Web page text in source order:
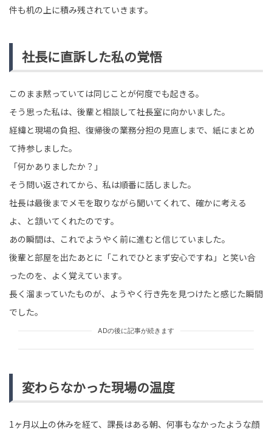
件も机の上に積み残されていきます。
社長に直訴した私の覚悟
このまま黙っていては同じことが何度でも起きる。
そう思った私は、後輩と相談して社長室に向かいました。
経緯と現場の負担、復帰後の業務分担の見直しまで、紙にまとめ
て持参しました。
「何かありましたか？」
そう問い返されてから、私は順番に話しました。
社長は最後までメモを取りながら聞いてくれて、確かに考える
よ、と頷いてくれたのです。
あの瞬間は、これでようやく前に進むと信じていました。
後輩と部屋を出たあとに「これでひとまず安心ですね」と笑い合
ったのを、よく覚えています。
長く溜まっていたものが、ようやく行き先を見つけたと感じた瞬間
でした。
ADの後に記事が続きます
変わらなかった現場の温度
1ヶ月以上の休みを経て、課長はある朝、何事もなかったような顔